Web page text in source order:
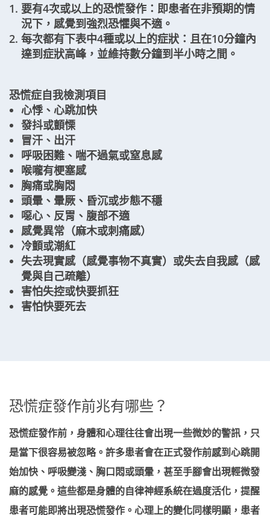
要有4次或以上的恐慌發作：即患者在非預期的情
況下，感覺到強烈恐懼與不適。
每次都有下表中4種或以上的症狀：且在10分鐘內
達到症狀高峰，並維持數分鐘到半小時之間。
恐慌症自我檢測項目
心悸、心跳加快
發抖或顫慄
冒汗、出汗
呼吸困難、喘不過氣或窒息感
喉嚨有梗塞感
胸痛或胸悶
頭暈、暈厥、昏沉或步態不穩
噁心、反胃、腹部不適
感覺異常（麻木或刺痛感）
冷顫或潮紅
失去現實感（感覺事物不真實）或失去自我感（感
覺與自己疏離）
害怕失控或快要抓狂
害怕快要死去
恐慌症發作前兆有哪些？
恐慌症發作前，身體和心理往往會出現一些微妙的警訊，只
是當下很容易被忽略。許多患者會在正式發作前感到心跳開
始加快、呼吸變淺、胸口悶或頭暈，甚至手腳會出現輕微發
麻的感覺。這些都是身體的自律神經系統在過度活化，提醒
患者可能即將出現恐慌發作。心理上的變化同樣明顯，患者